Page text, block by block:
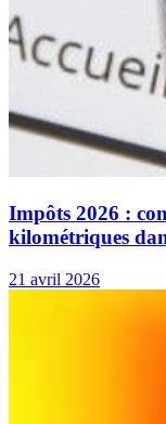
Impôts 2026 :
kilométriques
21 avril 2026